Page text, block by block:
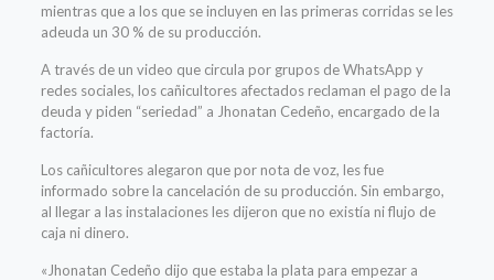
mientras que a los que se incluyen en las primeras corridas se les
adeuda un 30 % de su producción.
A través de un video que circula por grupos de WhatsApp y
redes sociales, los cañicultores afectados reclaman el pago de la
deuda y piden “seriedad” a Jhonatan Cedeño, encargado de la
factoría.
Los cañicultores alegaron que por nota de voz, les fue
informado sobre la cancelación de su producción. Sin embargo,
al llegar a las instalaciones les dijeron que no existía ni flujo de
caja ni dinero.
«Jhonatan Cedeño dijo que estaba la plata para empezar a